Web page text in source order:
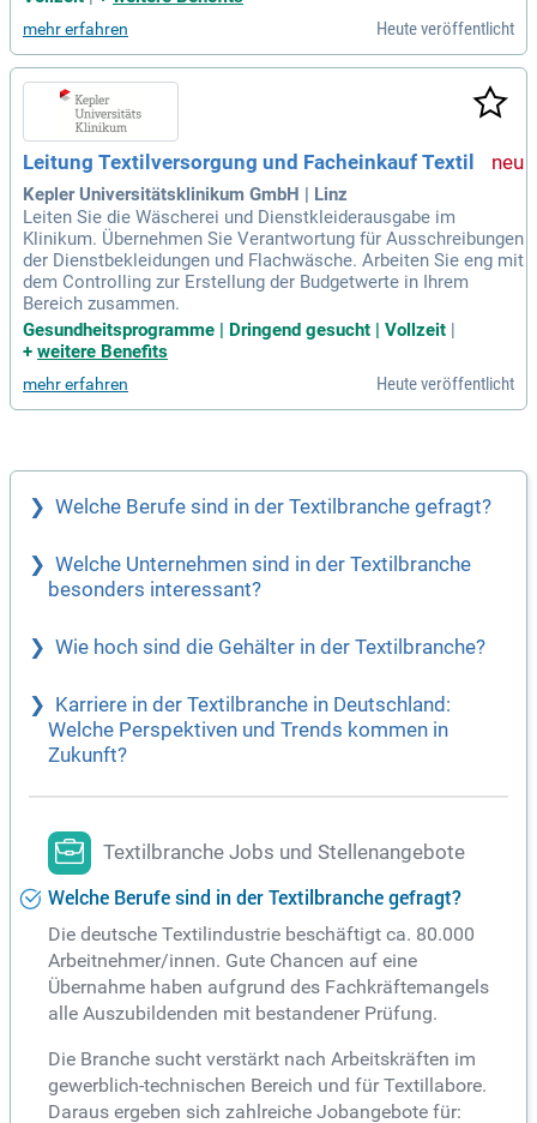
mehr erfahren Heute veröffentlicht
Leitung Textilversorgung und Facheinkauf Textil
Kepler Universitätsklinikum GmbH | Linz
Leiten Sie die Wäscherei und Dienstkleiderausgabe im
Klinikum. Übernehmen Sie Verantwortung für Ausschreibungen
der Dienstbekleidungen und Flachwäsche. Arbeiten Sie eng mit
dem Controlling zur Erstellung der Budgetwerte in Ihrem
Bereich zusammen.
Gesundheitsprogramme | Dringend gesucht | Vollzeit |
+ weitere Benefits
mehr erfahren Heute veröffentlicht
Welche Berufe sind in der Textilbranche gefragt?
Welche Unternehmen sind in der Textilbranche
besonders interessant?
Wie hoch sind die Gehälter in der Textilbranche?
Karriere in der Textilbranche in Deutschland:
Welche Perspektiven und Trends kommen in
Zukunft?
Textilbranche Jobs und Stellenangebote
Welche Berufe sind in der Textilbranche gefragt?
Die deutsche Textilindustrie beschäftigt ca. 80.000
Arbeitnehmer/innen. Gute Chancen auf eine
Übernahme haben aufgrund des Fachkräftemangels
alle Auszubildenden mit bestandener Prüfung.
Die Branche sucht verstärkt nach Arbeitskräften im
gewerblich-technischen Bereich und für Textillabore.
Daraus ergeben sich zahlreiche Jobangebote für: